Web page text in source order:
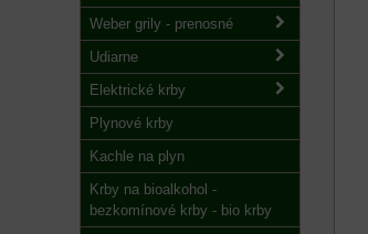
Weber grily - prenosné
Udiarne
Elektrické krby
Plynové krby
Kachle na plyn
Krby na bioalkohol -
bezkomínové krby - bio krby